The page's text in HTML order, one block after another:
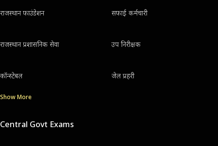
राजस्थान फाउंडेशन सफाई कर्मचारी
राजस्थान प्रशासनिक सेवा उप निरीक्षक
कॉन्स्टेबल जेल प्रहरी
Show More
Central Govt Exams